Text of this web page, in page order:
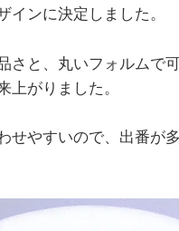
インに決定しました。
さと、丸いフォルムで
上がりました。
せやすいので、出番が